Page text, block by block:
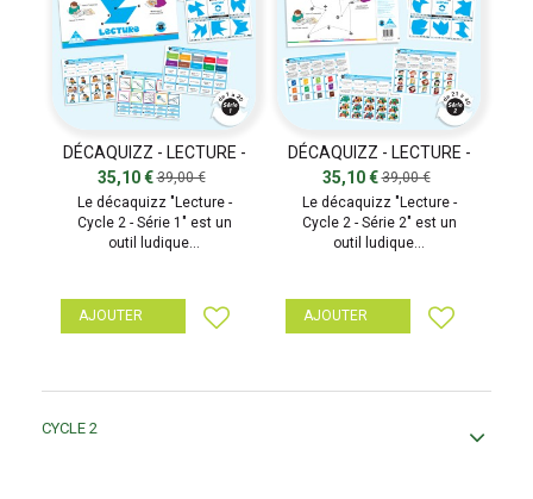
DÉCAQUIZZ - LECTURE -
SÉRIE 1
35,10 €39,00 €
Le décaquizz "Lecture -
Cycle 2 - Série 1" est un
outil ludique...
AJOUTER
DÉCAQUIZZ - LECTURE -
SÉRIE 2
35,10 €39,00 €
Le décaquizz "Lecture -
Cycle 2 - Série 2" est un
outil ludique...
AJOUTER
CYCLE 2